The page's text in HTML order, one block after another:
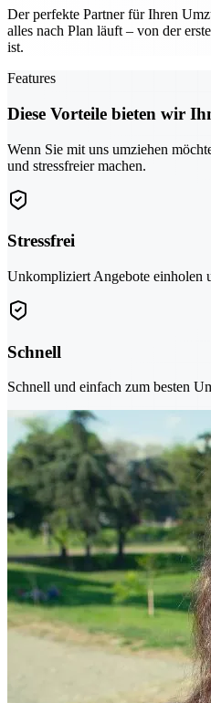
Der perfekte Partner für Ihren
alles nach Plan läuft – von der
ist.
Features
Diese Vorteile bieten wir
Wenn Sie mit uns umziehen
und stressfreier machen.
Stressfrei
Unkompliziert Angebote einholen
Schnell
Schnell und einfach zum besten